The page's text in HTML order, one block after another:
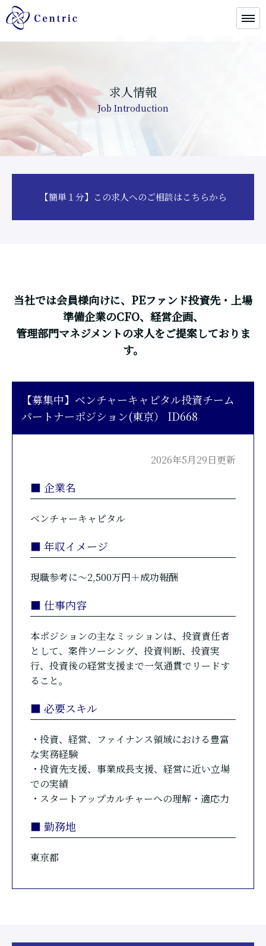
求人情報
Job Introduction
【簡単１分】この求人へのご相談はこちらから
当社では会員様向けに、PEファンド投資先・上場
準備企業のCFO、経営企画、
管理部門マネジメントの求人をご提案しておりま
す。
【募集中】ベンチャーキャピタル投資チーム
パートナーポジション(東京） ID668
2026年5月29日更新
■ 企業名
ベンチャーキャピタル
■ 年収イメージ
現職参考に〜2,500万円＋成功報酬
■ 仕事内容
本ポジションの主なミッションは、投資責任者
として、案件ソーシング、投資判断、投資実
行、投資後の経営支援まで一気通貫でリードす
ること。
■ 必要スキル
・投資、経営、ファイナンス領域における豊富
な実務経験
・投資先支援、事業成長支援、経営に近い立場
での実績
・スタートアップカルチャーへの理解・適応力
■ 勤務地
東京都